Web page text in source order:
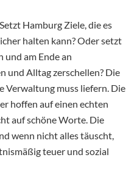
Hamburg Ziele, die es
halten kann? Oder setzt
und am Ende an
und Alltag zerschellen? Die
Verwaltung muss liefern. Die
hoffen auf einen echten
auf schöne Worte. Die
wenn nicht alles täuscht,
teuer und sozial